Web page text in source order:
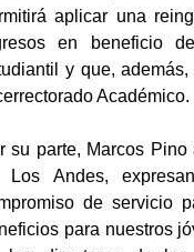
aplicar una
en beneficio
y que,
Académico.
su parte, Marcos
Los Andes,
de servicio
para nuestros